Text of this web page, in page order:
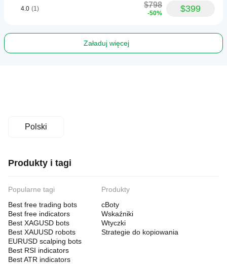
4.0 (1) $798
-50% $399
Załaduj więcej
Polski
Produkty i tagi
Popularne tagi
Best free trading bots
Best free indicators
Best XAGUSD bots
Best XAUUSD robots
EURUSD scalping bots
Best RSI indicators
Best ATR indicators
Produkty
cBoty
Wskaźniki
Wtyczki
Strategie do kopiowania